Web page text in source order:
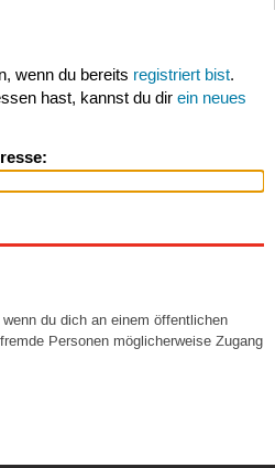
wenn du bereits registriert bist.
hast, kannst du dir ein neues
du dich an einem öffentlichen
Personen möglicherweise Zugang